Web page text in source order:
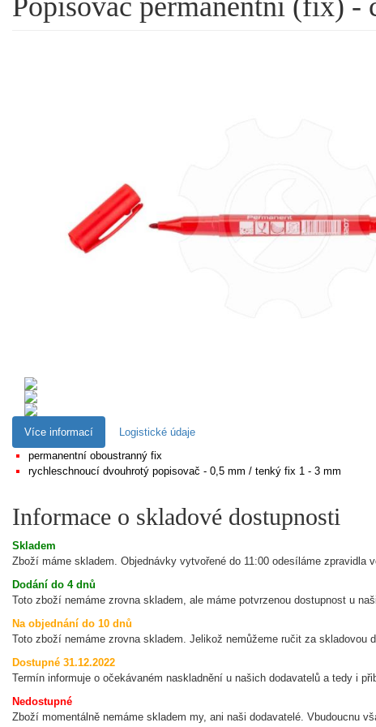
Popisovač permanentní (fix) -
Více informací
Logistické údaje
permanentní oboustranný fix
rychleschnoucí dvouhrotý popisovač - 0,5 mm / tenký fix 1 - 3 mm
Informace o skladové dostupnosti
Skladem
Zboží máme skladem. Objednávky vytvořené do 11:00 odesíláme
Dodání do 4 dnů
Toto zboží nemáme zrovna skladem, ale máme potvrzenou dostupnost u
Na objednání do 10 dnů
Toto zboží nemáme zrovna skladem. Jelikož nemůžeme ručit za skladovou
Dostupné 31.12.2022
Termín informuje o očekávaném naskladnění u našich dodavatelů a tedy i
Nedostupné
Zboží momentálně nemáme skladem my, ani naši dodavatelé. Vbudoucnu